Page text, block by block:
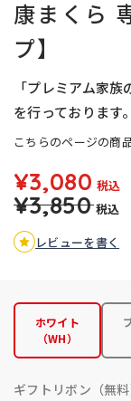
康まくら
プ】
「プレミアム家
を行っております。
こちらのページの商
¥3,080 税込
¥3,850 税込
レビューを書く
ホワイト
（WH）
ギフトリボン（無料